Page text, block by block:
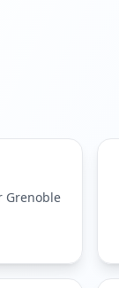
Grenoble